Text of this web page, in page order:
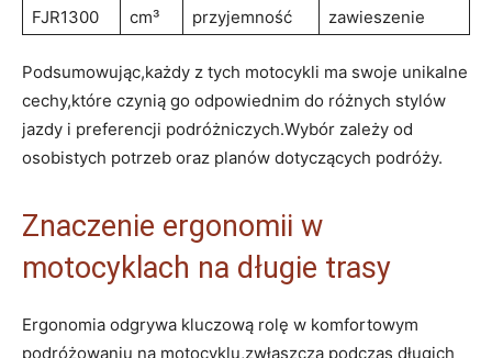
FJR1300
cm³
przyjemność
zawieszenie
Podsumowując,każdy z tych motocykli ma swoje unikalne
cechy,które czynią go odpowiednim do różnych stylów
jazdy i preferencji podróżniczych.Wybór zależy od
osobistych potrzeb oraz planów dotyczących podróży.
Znaczenie ergonomii w
motocyklach na długie trasy
Ergonomia odgrywa kluczową rolę w komfortowym
podróżowaniu na motocyklu,zwłaszcza podczas długich